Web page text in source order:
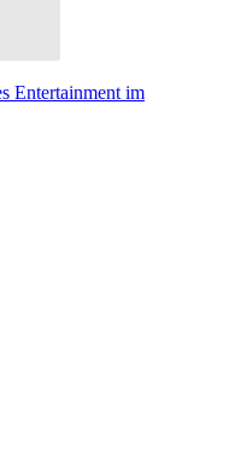
Entertainment im